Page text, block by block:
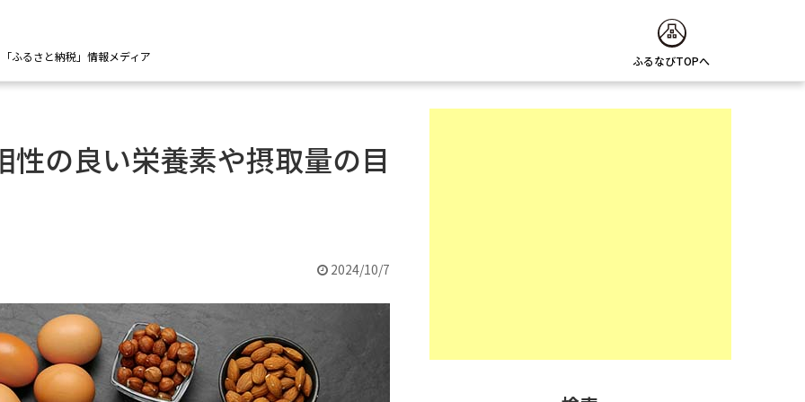
ふるさと納税」情報メディア ふるなびTOPへ
の良い栄養素や摂取量の目
2024/10/7